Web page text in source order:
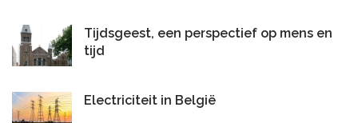
Tijdsgeest, een perspectief op mens en
tijd
Electriciteit in België